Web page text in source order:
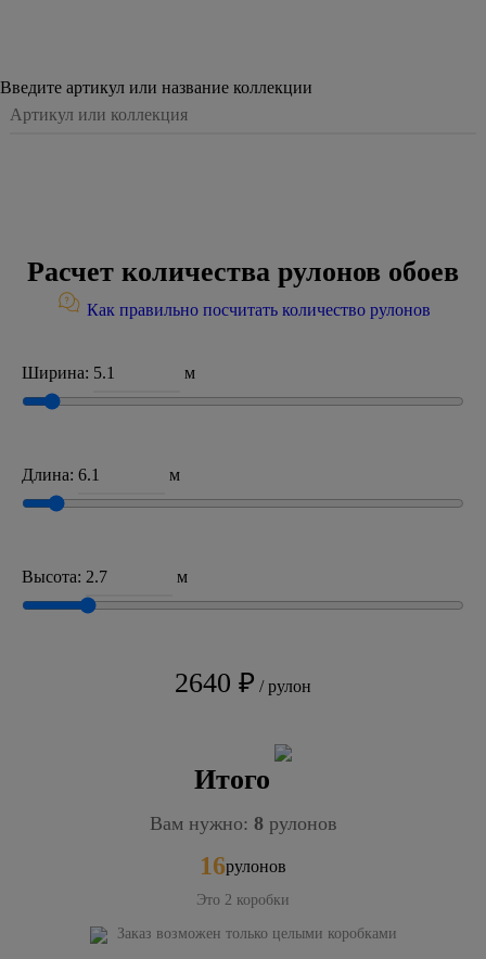
Введите артикул или название коллекции
Расчет количества рулонов обоев
Как правильно посчитать количество рулонов
Ширина: м
Длина: м
Высота: м
2640 ₽ / рулон
Итого
Вам нужно: 8рулонов
16рулонов
Это 2 коробки
Заказ возможен только целыми коробками